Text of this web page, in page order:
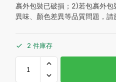
裹外包裝已破損；2)若包裹外
異味、顏色差異等品質問題，請
2 件庫存